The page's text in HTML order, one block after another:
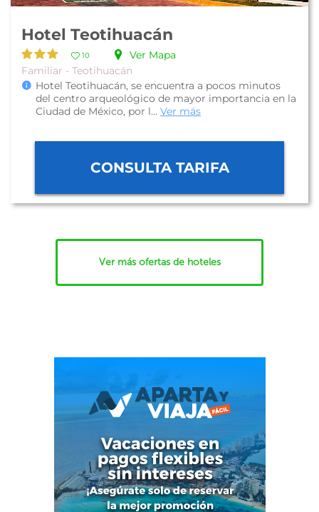
Hotel Teotihuacán
10
Ver Mapa
Familiar - Teotihuacán
Hotel Teotihuacán, se encuentra a pocos minutos
del centro arqueológico de mayor importancia en la
Ciudad de México, por l... Ver más
CONSULTA TARIFA
Ver más ofertas de hoteles